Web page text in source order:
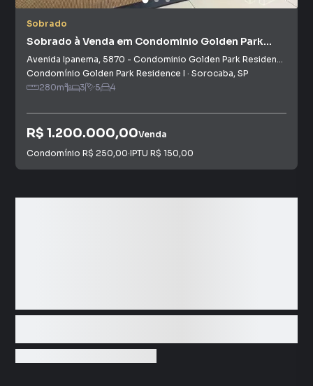
Sobrado
Sobrado à Venda em Condominio Golden Park
Residence I
Avenida Ipanema, 5870 - Condominio Golden Park Residence I
Condomínio Golden Park Residence I · Sorocaba, SP
280m² 3 5 4
R$ 1.200.000,00Venda
Condomínio R$ 250,00·IPTU R$ 150,00